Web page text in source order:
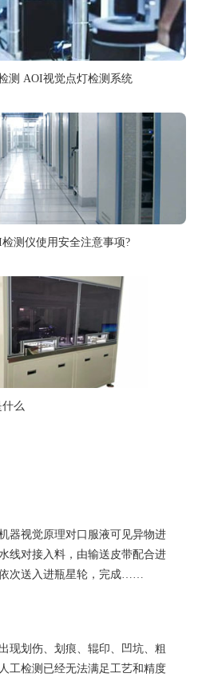
测 AOI视觉点灯检测系统
测仪使用安全注意事项?
么
器视觉原理对口服液可见异物进
线对接入料，由输送皮带配合进
次送入进瓶星轮，完成……
现划伤、划痕、辊印、凹坑、粗
工检测已经无法满足工艺和精度